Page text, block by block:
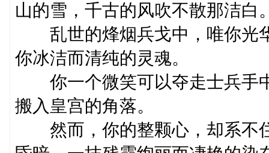
山的雪，千古的风吹不散那洁白
乱世的烽烟兵戈中，唯你光
你冰洁而清纯的灵魂。
你一个微笑可以夺走士兵手
搬入皇宫的角落。
然而，你的整颗心，却系不